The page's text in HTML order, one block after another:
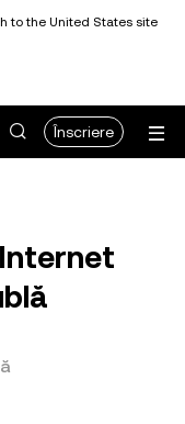
to the United States site
Înscriere